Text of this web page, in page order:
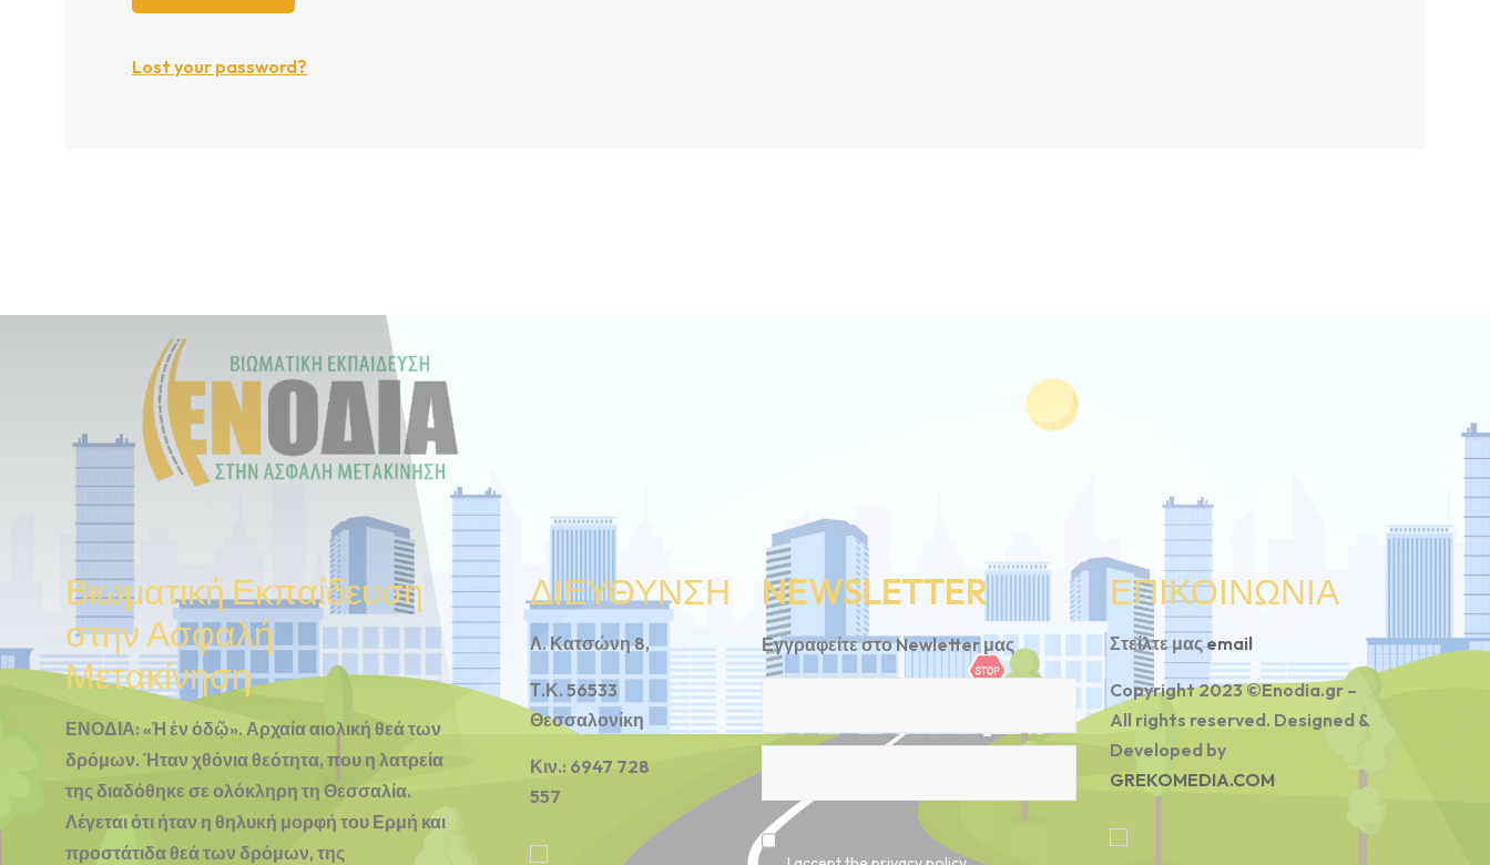
Lost your password?
Βιωματική Εκπαίδευση
στην Ασφαλή
Μετακίνηση
ΕΝΟΔΙΑ: «Ἡ ἐν ὁδῷ». Αρχαία αιολική θεά των
δρόμων. Ήταν χθόνια θεότητα, που η λατρεία
της διαδόθηκε σε ολόκληρη τη Θεσσαλία.
Λέγεται ότι ήταν η θηλυκή μορφή του Ερμή και
προστάτιδα θεά των δρόμων, της
ΔΙΕΥΘΥΝΣΗ
Λ. Κατσώνη 8,
Τ.Κ. 56533
Θεσσαλονίκη
Κιν.: 6947 728
557
NEWSLETTER
Εγγραφείτε στο Newletter μας
ΕΠΙΚΟΙΝΩΝΙΑ
Στείλτε μαςemail
Copyright 2023 ©Enodia.gr –
All rights reserved. Designed &
Developed by
GREKOMEDIA.COM